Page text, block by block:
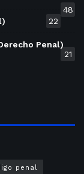
48
22
Penal)
21
penal